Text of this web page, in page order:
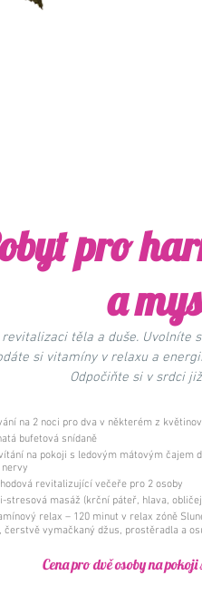
pro
a
těla a duše. Uvolníte
si vitamíny v relaxu a
Odpočiňte si v srdci
na 2 noci pro dva v některém z
bufetová snídaně
na pokoji s ledovým mátovým čajem
nervy
revitalizující večeře pro 2 osoby
stresová masáž (krční páteř, hlava,
relax – 120 minut v relax zóně
čerstvě vymačkaný džus, prostěradla a
Cena pro dvě osoby na